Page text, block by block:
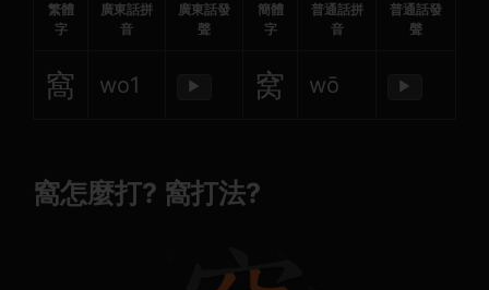
繁體
字
廣東話拼
音
廣東話發
聲
簡體
字
普通話拼
音
普通話發
聲
窩 wo1 ▶ 窝 wō ▶
窩怎麼打? 窩打法?